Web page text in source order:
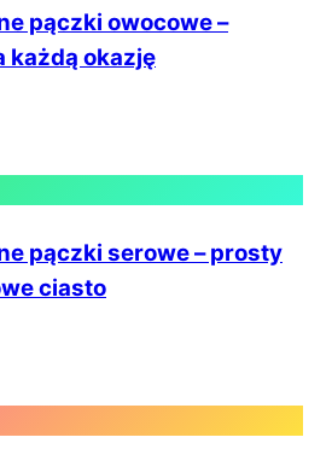
pączki owocowe –
każdą okazję
pączki serowe – prosty
ciasto